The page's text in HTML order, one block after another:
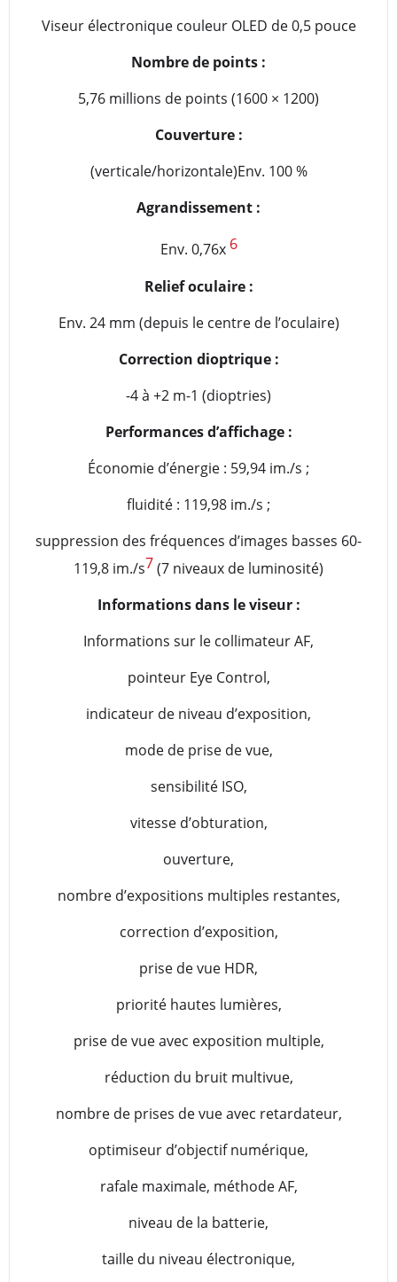
Viseur électronique couleur OLED de 0,5 pouce
Nombre de points :
5,76 millions de points (1600 × 1200)
Couverture :
(verticale/horizontale)Env. 100 %
Agrandissement :
Env. 0,76x 6
Relief oculaire :
Env. 24 mm (depuis le centre de l’oculaire)
Correction dioptrique :
-4 à +2 m-1 (dioptries)
Performances d’affichage :
Économie d’énergie : 59,94 im./s ;
fluidité : 119,98 im./s ;
suppression des fréquences d’images basses 60-
119,8 im./s7(7 niveaux de luminosité)
Informations dans le viseur :
Informations sur le collimateur AF,
pointeur Eye Control,
indicateur de niveau d’exposition,
mode de prise de vue,
sensibilité ISO,
vitesse d’obturation,
ouverture,
nombre d’expositions multiples restantes,
correction d’exposition,
prise de vue HDR,
priorité hautes lumières,
prise de vue avec exposition multiple,
réduction du bruit multivue,
nombre de prises de vue avec retardateur,
optimiseur d’objectif numérique,
rafale maximale, méthode AF,
niveau de la batterie,
taille du niveau électronique,